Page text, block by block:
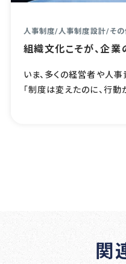
人事制度/人事制度設計/そ
組織文化こそが、企
いま、多くの経営者や人
「制度は変えたのに、行
関